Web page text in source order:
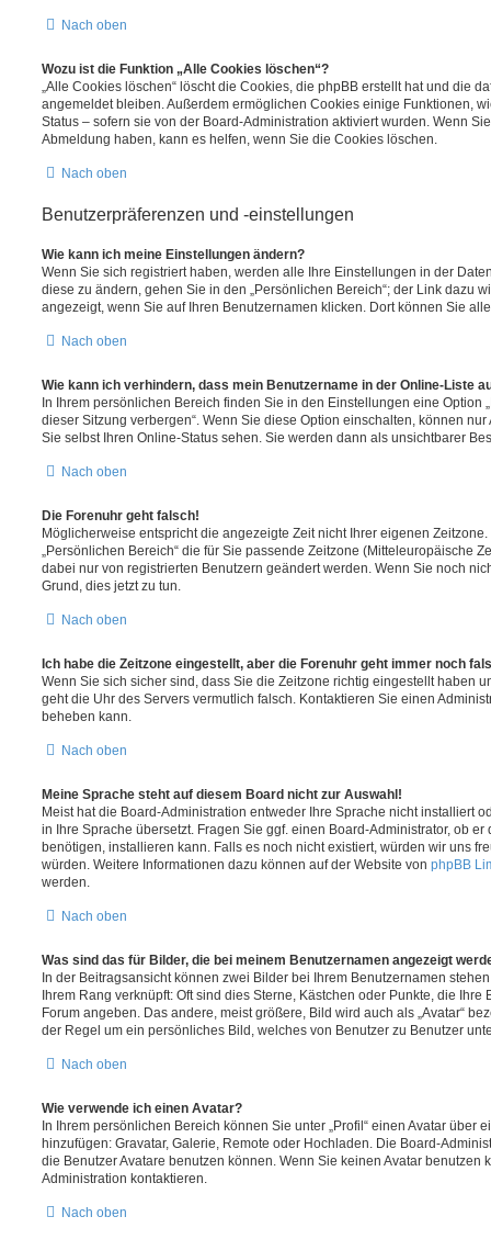
Nach oben
Wozu ist die Funktion „Alle Cookies löschen“?
„Alle Cookies löschen“ löscht die Cookies, die phpBB erstellt hat und die
angemeldet bleiben. Außerdem ermöglichen Cookies einige Funktionen,
Status – sofern sie von der Board-Administration aktiviert wurden. Wenn
Abmeldung haben, kann es helfen, wenn Sie die Cookies löschen.
Nach oben
Benutzerpräferenzen und -einstellungen
Wie kann ich meine Einstellungen ändern?
Wenn Sie sich registriert haben, werden alle Ihre Einstellungen in der
diese zu ändern, gehen Sie in den „Persönlichen Bereich“; der Link dazu
angezeigt, wenn Sie auf Ihren Benutzernamen klicken. Dort können Sie
Nach oben
Wie kann ich verhindern, dass mein Benutzername in der Online-Liste
In Ihrem persönlichen Bereich finden Sie in den Einstellungen eine Option
dieser Sitzung verbergen“. Wenn Sie diese Option einschalten, können
Sie selbst Ihren Online-Status sehen. Sie werden dann als unsichtbarer
Nach oben
Die Forenuhr geht falsch!
Möglicherweise entspricht die angezeigte Zeit nicht Ihrer eigenen
„Persönlichen Bereich“ die für Sie passende Zeitzone (Mitteleuropäische
dabei nur von registrierten Benutzern geändert werden. Wenn Sie noch
Grund, dies jetzt zu tun.
Nach oben
Ich habe die Zeitzone eingestellt, aber die Forenuhr geht immer noch
Wenn Sie sich sicher sind, dass Sie die Zeitzone richtig eingestellt haben
geht die Uhr des Servers vermutlich falsch. Kontaktieren Sie einen
beheben kann.
Nach oben
Meine Sprache steht auf diesem Board nicht zur Auswahl!
Meist hat die Board-Administration entweder Ihre Sprache nicht installiert
in Ihre Sprache übersetzt. Fragen Sie ggf. einen Board-Administrator, ob er
benötigen, installieren kann. Falls es noch nicht existiert, würden wir uns
würden. Weitere Informationen dazu können auf der Website von phpBB
werden.
Nach oben
Was sind das für Bilder, die bei meinem Benutzernamen angezeigt
In der Beitragsansicht können zwei Bilder bei Ihrem Benutzernamen
Ihrem Rang verknüpft: Oft sind dies Sterne, Kästchen oder Punkte, die Ihre
Forum angeben. Das andere, meist größere, Bild wird auch als „Avatar“
der Regel um ein persönliches Bild, welches von Benutzer zu Benutzer
Nach oben
Wie verwende ich einen Avatar?
In Ihrem persönlichen Bereich können Sie unter „Profil“ einen Avatar über
hinzufügen: Gravatar, Galerie, Remote oder Hochladen. Die Board-
die Benutzer Avatare benutzen können. Wenn Sie keinen Avatar benutzen
Administration kontaktieren.
Nach oben